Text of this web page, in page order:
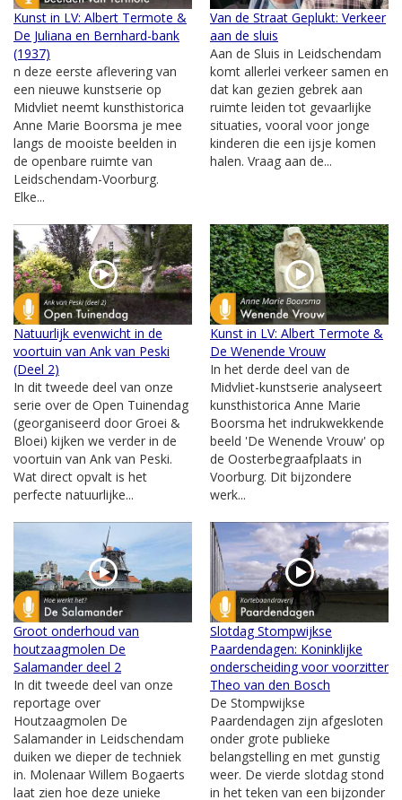
Kunst in LV: Albert Termote &
De Juliana en Bernhard-bank
(1937)
n deze eerste aflevering van
een nieuwe kunstserie op
Midvliet neemt kunsthistorica
Anne Marie Boorsma je mee
langs de mooiste beelden in
de openbare ruimte van
Leidschendam-Voorburg.
Elke...
Van de Straat Geplukt: Verkeer
aan de sluis
Aan de Sluis in Leidschendam
komt allerlei verkeer samen en
dat kan gezien gebrek aan
ruimte leiden tot gevaarlijke
situaties, vooral voor jonge
kinderen die een ijsje komen
halen. Vraag aan de...
Natuurlijk evenwicht in de
voortuin van Ank van Peski
(Deel 2)
In dit tweede deel van onze
serie over de Open Tuinendag
(georganiseerd door Groei &
Bloei) kijken we verder in de
voortuin van Ank van Peski.
Wat direct opvalt is het
perfecte natuurlijke...
Kunst in LV: Albert Termote &
De Wenende Vrouw
In het derde deel van de
Midvliet-kunstserie analyseert
kunsthistorica Anne Marie
Boorsma het indrukwekkende
beeld 'De Wenende Vrouw' op
de Oosterbegraafplaats in
Voorburg. Dit bijzondere
werk...
Groot onderhoud van
houtzaagmolen De
Salamander deel 2
In dit tweede deel van onze
reportage over
Houtzaagmolen De
Salamander in Leidschendam
duiken we dieper de techniek
in. Molenaar Willem Bogaerts
laat zien hoe deze unieke
Slotdag Stompwijkse
Paardendagen: Koninklijke
onderscheiding voor voorzitter
Theo van den Bosch
De Stompwijkse
Paardendagen zijn afgesloten
onder grote publieke
belangstelling en met gunstig
weer. De vierde slotdag stond
in het teken van een bijzonder